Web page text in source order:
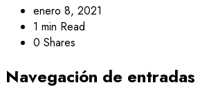
enero 8, 2021
1 min Read
0 Shares
Navegación de entradas